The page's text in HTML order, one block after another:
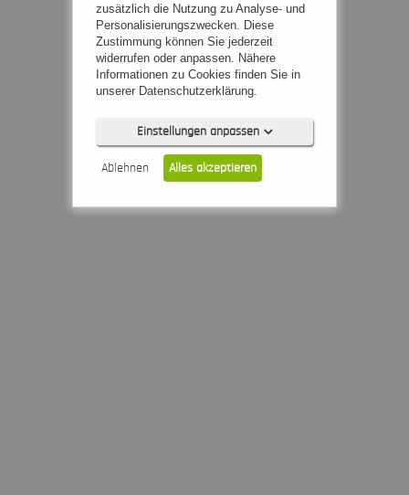
zusätzlich die Nutzung zu Analyse- und
Personalisierungszwecken. Diese
Zustimmung können Sie jederzeit
widerrufen oder anpassen. Nähere
Informationen zu Cookies finden Sie in
unserer Datenschutzerklärung.
Einstellungen anpassen
Ablehnen Alles akzeptieren